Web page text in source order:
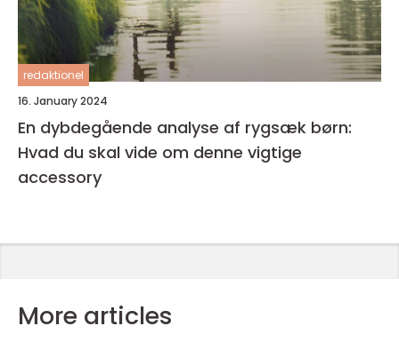
redaktionel
16. January 2024
En dybdegående analyse af rygsæk børn:
Hvad du skal vide om denne vigtige
accessory
More articles